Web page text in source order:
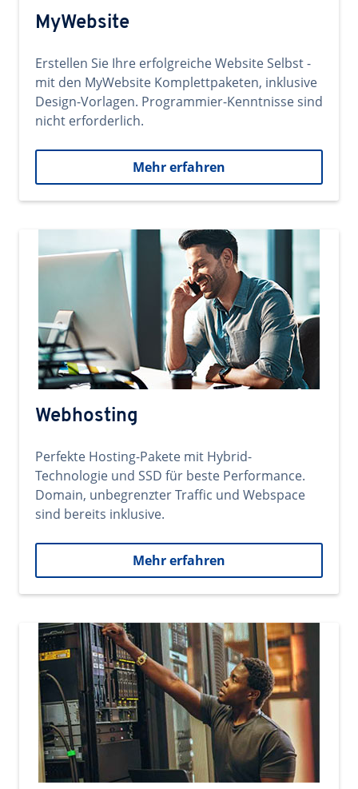
MyWebsite
Erstellen Sie Ihre erfolgreiche Website Selbst -
mit den MyWebsite Komplettpaketen, inklusive
Design-Vorlagen. Programmier-Kenntnisse sind
nicht erforderlich.
Mehr erfahren
Webhosting
Perfekte Hosting-Pakete mit Hybrid-
Technologie und SSD für beste Performance.
Domain, unbegrenzter Traffic und Webspace
sind bereits inklusive.
Mehr erfahren